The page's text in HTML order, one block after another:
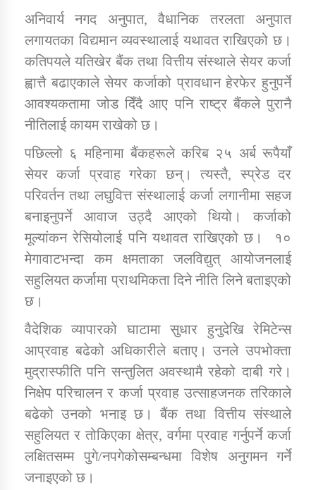
तातोपानी गाउँपालिकाको न्यायिक समिति सम्बन्धी सन्देश
तातोपानी गाउँपालिका जुम्लाको महिला तथा लैङ्गिक हिंसा
सम्बन्धी सूचना सन्देश
तातोपानी गाउँपालिका जुम्लाको महिनावारी सम्बन्धिकाे
सन्देश
तातोपानी गाउँपालिका जुम्लाको बालविवाह सन्देश
तातोपानी गाउँपालिका जुम्लाको सूचना
तातोपानी गाउँपालिका जुम्लाको सूचना
अनिवार्य नगद अनुपात, वैधानिक तरलता अनुपात
लगायतका विद्यमान व्यवस्थालाई यथावत राखिएको छ।
कतिपयले यतिखेर बैंक तथा वित्तीय संस्थाले सेयर कर्जा
ह्वात्तै बढाएकाले सेयर कर्जाको प्रावधान हेरफेर हुनुपर्ने
आवश्यकतामा जोड दिँदै आए पनि राष्ट्र बैंकले पुरानै
नीतिलाई कायम राखेको छ।
पछिल्लो ६ महिनामा बैंकहरूले करिब २५ अर्ब रूपैयाँ
सेयर कर्जा प्रवाह गरेका छन्। त्यस्तै, स्प्रेड दर
परिवर्तन तथा लघुवित्त संस्थालाई कर्जा लगानीमा सहज
बनाइनुपर्ने आवाज उठ्दै आएको थियो। कर्जाको
मूल्यांकन रेसियोलाई पनि यथावत राखिएको छ। १०
मेगावाटभन्दा कम क्षमताका जलविद्युत् आयोजनलाई
सहुलियत कर्जामा प्राथमिकता दिने नीति लिने बताइएको
छ।
वैदेशिक व्यापारको घाटामा सुधार हुनुदेखि रेमिटेन्स
आप्रवाह बढेको अधिकारीले बताए। उनले उपभोक्ता
मुद्रास्फीति पनि सन्तुलित अवस्थामै रहेको दाबी गरे।
निक्षेप परिचालन र कर्जा प्रवाह उत्साहजनक तरिकाले
बढेको उनको भनाइ छ। बैंक तथा वित्तीय संस्थाले
सहुलियत र तोकिएका क्षेत्र, वर्गमा प्रवाह गर्नुपर्ने कर्जा
लक्षितसम्म पुगे/नपगेकोसम्बन्धमा विशेष अनुगमन गर्ने
जनाइएको छ।